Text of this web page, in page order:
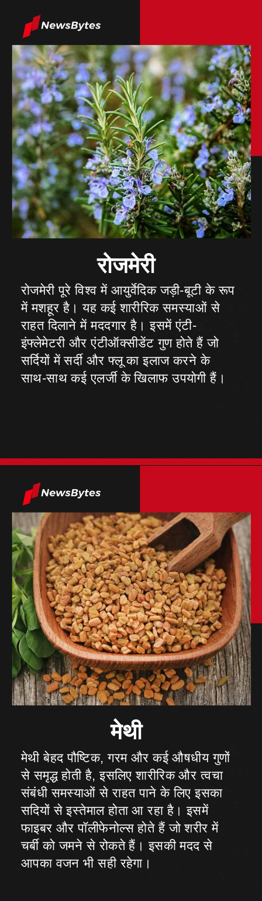
रोजमेरी
रोजमेरी पूरे विश्व में आयुर्वेदिक जड़ी-बूटी के रूप
में मशहूर है। यह कई शारीरिक समस्याओं से
राहत दिलाने में मददगार है। इसमें एंटी-
इंफ्लेमेटरी और एंटीऑक्सीडेंट गुण होते हैं जो
सर्दियों में सर्दी और फ्लू का इलाज करने के
मेथी
मेथी बेहद पौष्टिक, गरम और कई औषधीय गुणों
से समृद्ध होती है, इसलिए शारीरिक और त्वचा
संबंधी समस्याओं से राहत पाने के लिए इसका
सदियों से इस्तेमाल होता आ रहा है। इसमें
फाइबर और पॉलीफेनोल्स होते हैं जो शरीर में
चर्बी को जमने से रोकते हैं। इसकी मदद से